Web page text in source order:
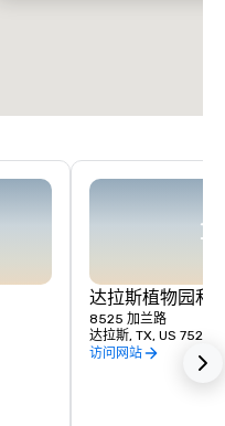
达拉斯植物园和
8525 加兰路
达拉斯, TX, US 75218
访问网站